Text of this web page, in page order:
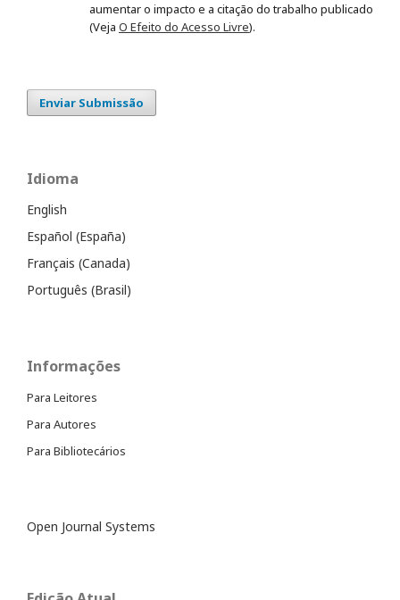
aumentar o impacto e a citação do trabalho publicado
(Veja O Efeito do Acesso Livre).
Enviar Submissão
Idioma
English
Español (España)
Français (Canada)
Português (Brasil)
Informações
Para Leitores
Para Autores
Para Bibliotecários
Open Journal Systems